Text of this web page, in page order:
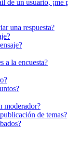
de un usuario, ¡me
una respuesta?
a la encuesta?
moderador?
de temas?